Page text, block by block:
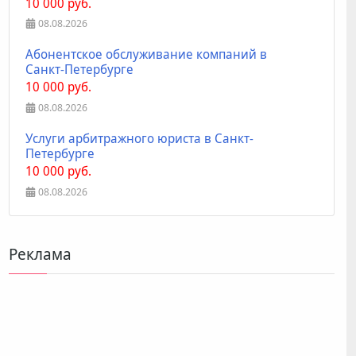
08.08.2026
Абонентское обслуживание компаний в
Санкт-Петербурге
10 000 руб.
08.08.2026
Услуги арбитражного юриста в Санкт-
Петербурге
10 000 руб.
08.08.2026
Реклама